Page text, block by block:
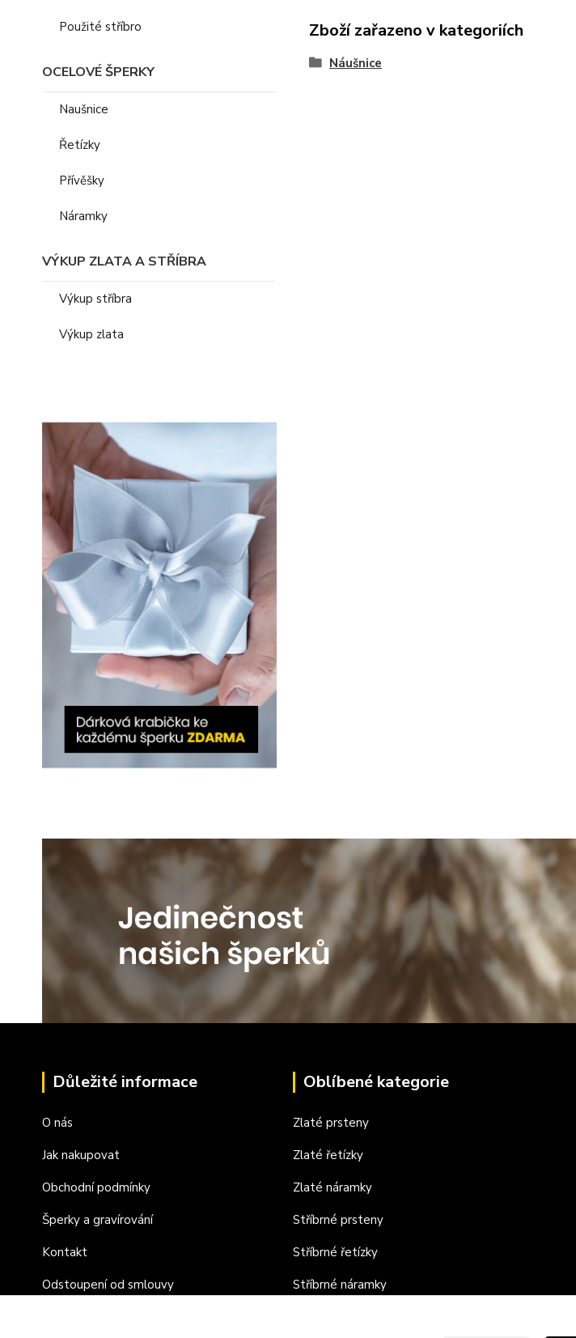
Použité stříbro
OCELOVÉ ŠPERKY
Naušnice
Řetízky
Přívěšky
Náramky
VÝKUP ZLATA A STŘÍBRA
Výkup stříbra
Výkup zlata
Zboží zařazeno v kategoriích
Náušnice
Důležité informace
O nás
Jak nakupovat
Obchodní podmínky
Šperky a gravírování
Kontakt
Odstoupení od smlouvy
Oblíbené kategorie
Zlaté prsteny
Zlaté řetízky
Zlaté náramky
Stříbrné prsteny
Stříbrné řetízky
Stříbrné náramky